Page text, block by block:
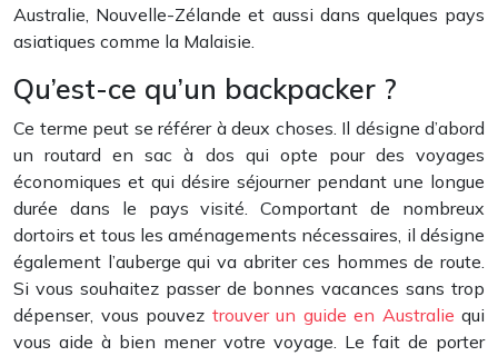
Australie, Nouvelle-Zélande et aussi dans quelques pays
asiatiques comme la Malaisie.
Qu’est-ce qu’un backpacker ?
Ce terme peut se référer à deux choses. Il désigne d’abord
un routard en sac à dos qui opte pour des voyages
économiques et qui désire séjourner pendant une longue
durée dans le pays visité. Comportant de nombreux
dortoirs et tous les aménagements nécessaires, il désigne
également l’auberge qui va abriter ces hommes de route.
Si vous souhaitez passer de bonnes vacances sans trop
dépenser, vous pouvez trouver un guide en Australie qui
vous aide à bien mener votre voyage. Le fait de porter